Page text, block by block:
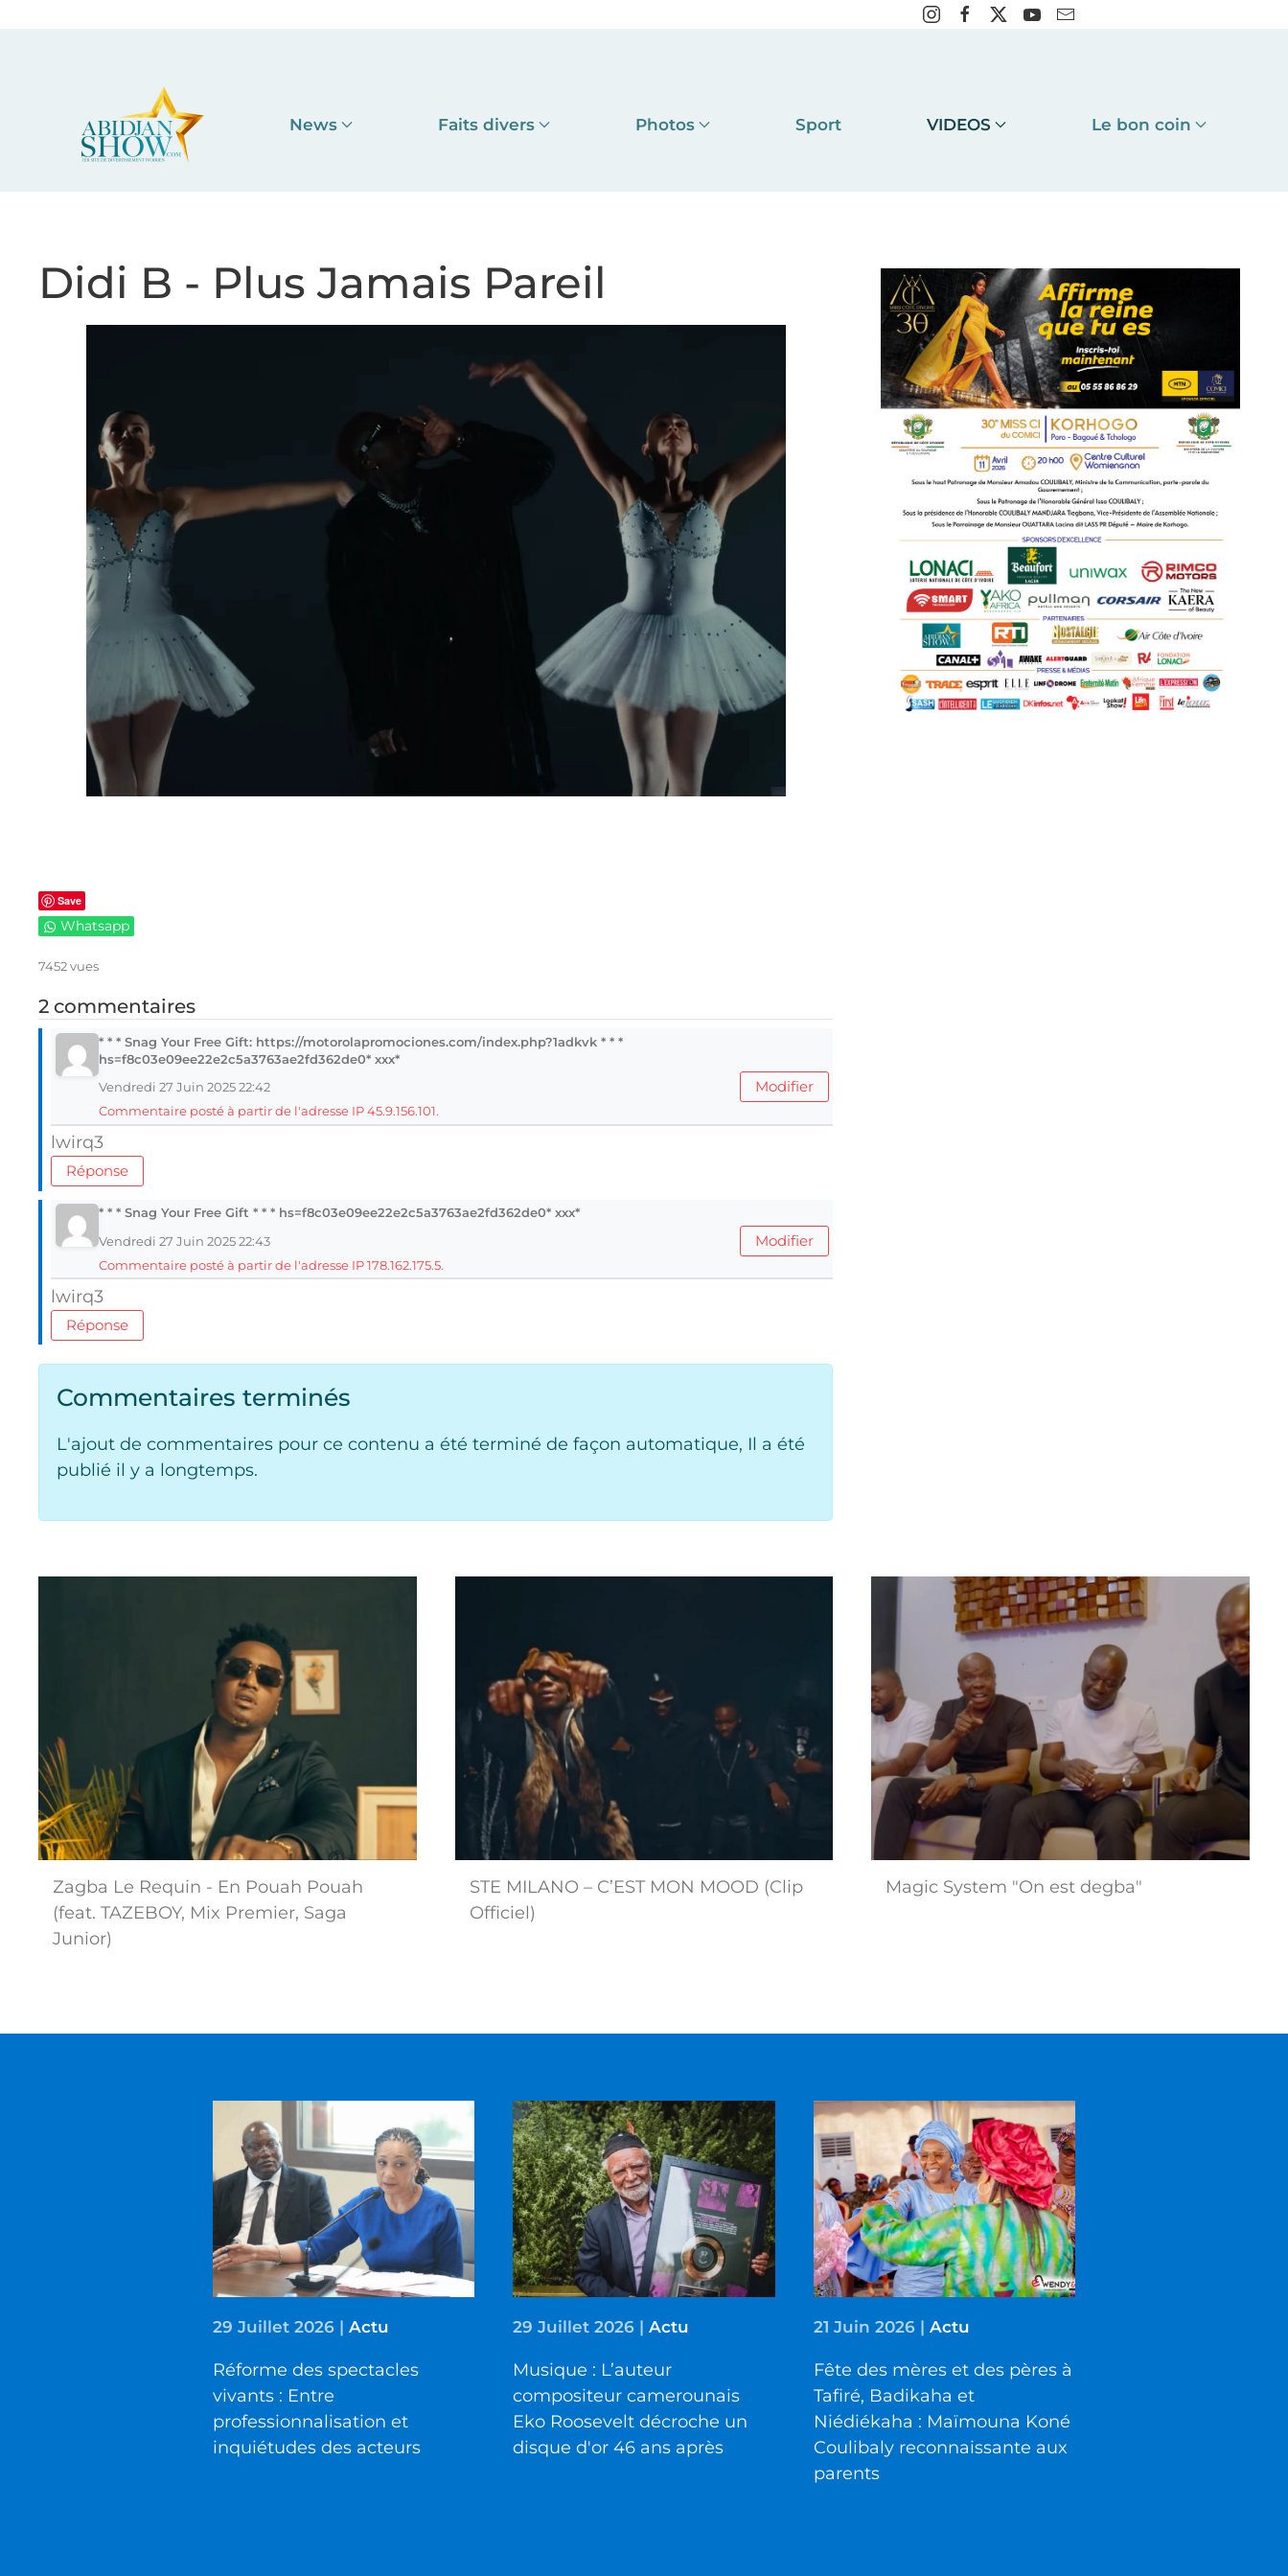
News Faits divers Photos Sport VIDEOS Le bon coin
Didi B - Plus Jamais Pareil
Save
Whatsapp
7452 vues
2 commentaires
* * * Snag Your Free Gift: https://motorolapromociones.com/index.php?1adkvk * * *
hs=f8c03e09ee22e2c5a3763ae2fd362de0* ххх*
Vendredi 27 Juin 2025 22:42
Modifier
Commentaire posté à partir de l'adresse IP 45.9.156.101.
lwirq3
Réponse
* * * Snag Your Free Gift * * * hs=f8c03e09ee22e2c5a3763ae2fd362de0* ххх*
Vendredi 27 Juin 2025 22:43
Modifier
Commentaire posté à partir de l'adresse IP 178.162.175.5.
lwirq3
Réponse
Commentaires terminés
L'ajout de commentaires pour ce contenu a été terminé de façon automatique, Il a été
publié il y a longtemps.
Zagba Le Requin - En Pouah Pouah
(feat. TAZEBOY, Mix Premier, Saga
Junior)
STE MILANO – C’EST MON MOOD (Clip
Officiel)
Magic System "On est degba"
29 Juillet 2026 | Actu
Réforme des spectacles
vivants : Entre
professionnalisation et
inquiétudes des acteurs
29 Juillet 2026 |Actu
Musique : L’auteur
compositeur camerounais
Eko Roosevelt décroche un
disque d'or 46 ans après
21 Juin 2026| Actu
Fête des mères et des pères à
Tafiré, Badikaha et
Niédiékaha : Maïmouna Koné
Coulibaly reconnaissante aux
parents